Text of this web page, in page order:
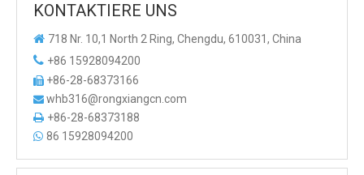
KONTAKTIERE UNS
 718 Nr. 10,1 North 2 Ring, Chengdu, 610031, China
 +86 15928094200
 +86-28-68373166
 whb316@rongxiangcn.com
 +86-28-68373188
 86 15928094200